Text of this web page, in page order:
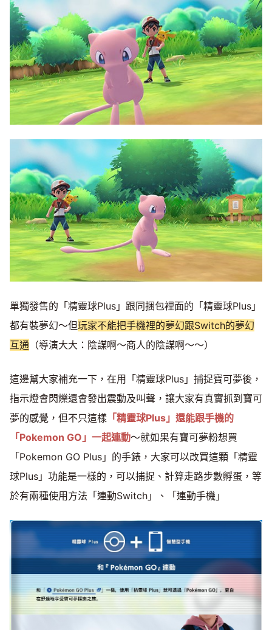
單獨發售的「精靈球Plus」跟同捆包裡面的「精靈球Plus」
都有裝夢幻～但玩家不能把手機裡的夢幻跟Switch的夢幻
互通 （導演大大：陰謀啊～商人的陰謀啊～～）
這邊幫大家補充一下，在用「精靈球Plus」捕捉寶可夢後，
指示燈會閃爍還會發出震動及叫聲，讓大家有真實抓到寶可
夢的感覺，但不只這樣 「精靈球Plus」還能跟手機的
「Pokemon GO」一起連動～就如果有寶可夢粉想買
「Pokemon GO Plus」的手錶，大家可以改買這顆「精靈
球Plus」功能是一樣的，可以捕捉、計算走路步數孵蛋，等
於有兩種使用方法「連動Switch」、「連動手機」